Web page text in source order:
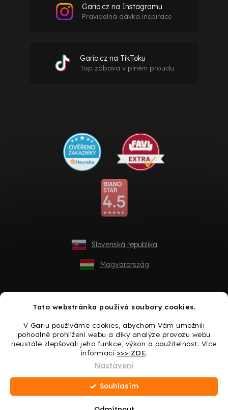
Tato webstránka používá soubory cookies.
V Gariu používáme cookies, abychom Vám umožnili
pohodlné prohlížení webu a díky analýze provozu webu
neustále zlepšovali jeho funkce, výkon a použitelnost. Více
informací >>> ZDE.
Nastavení
Souhlasím
Gario.cz na Instagramu
Pravidelná dávka inspirace
Gario.cz na TikToku
Top zábava v plném proudu
Slovenská republika
Magyarország
Vytvořil Shoptet
Copyright 2026Gario.cz. Všechna práva vyhrazena.Upravit
nastavení cookies